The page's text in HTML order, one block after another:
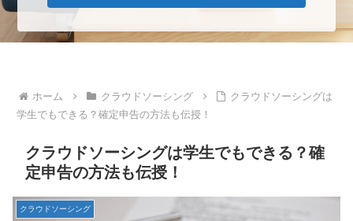
ホーム クラウドソーシング
クラウドソーシングは
学生でもできる？確定申告の方法も伝授！
クラウドソーシングは学生でもできる？確
定申告の方法も伝授！
クラウドソーシング